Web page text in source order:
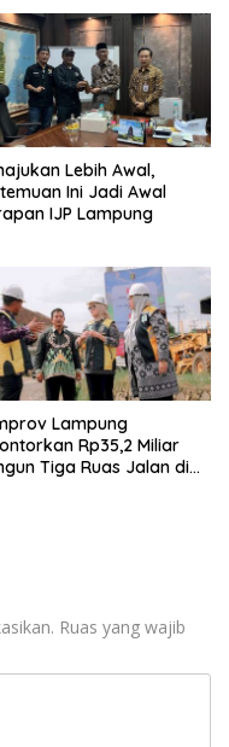
Lebih Awal,
Ini Jadi Awal
IJP Lampung
Lampung
Rp35,2 Miliar
Tiga Ruas Jalan di
Ruas yang wajib